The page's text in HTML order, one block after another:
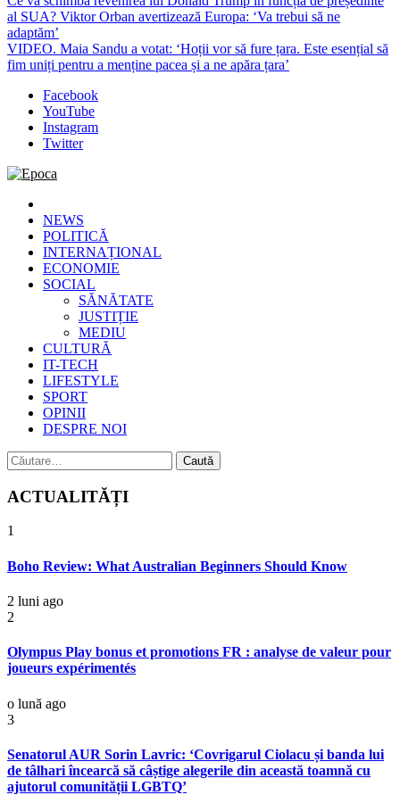
al SUA? Viktor Orban avertizează Europa: ‘Va trebui să ne
adaptăm’
VIDEO. Maia Sandu a votat: ‘Hoții vor să fure țara. Este esențial să
fim uniți pentru a menține pacea și a ne apăra țara’
Facebook
YouTube
Instagram
Twitter
Epoca
Cele mai noi știri online din România
NEWS
POLITICĂ
INTERNAȚIONAL
ECONOMIE
SOCIAL
SĂNĂTATE
JUSTIȚIE
MEDIU
CULTURĂ
IT-TECH
LIFESTYLE
SPORT
OPINII
DESPRE NOI
Caută
după:
ACTUALITĂȚI
1
Boho Review: What Australian Beginners Should Know
2 luni ago
2
Olympus Play bonus et promotions FR : analyse de valeur pour
joueurs expérimentés
o lună ago
3
Senatorul AUR Sorin Lavric: ‘Covrigarul Ciolacu și banda lui
de tâlhari încearcă să câștige alegerile din această toamnă cu
ajutorul comunității LGBTQ’